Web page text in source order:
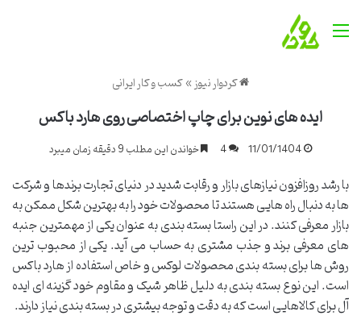
منو
کردوار نیوز»کسب و کار ایرانی
ایده های نوین برای چاپ اختصاصی روی هارد باکس
11/01/1404
4 خواندن این مطلب 9 دقیقه زمان میبرد
با رشد روزافزون نیازهای بازار و رقابت شدید در دنیای تجارت برندها و شرکت
ها به دنبال راه هایی هستند تا محصولات خود را به بهترین شکل ممکن به
بازار معرفی کنند. در این راستا بسته بندی به عنوان یکی از مهمترین جنبه
های معرفی برند و جذب مشتری به حساب می آید. یکی از محبوب ترین
روش ها برای بسته بندی محصولات لوکس و خاص استفاده از هارد باکس
است. این نوع بسته بندی به دلیل ظاهر شیک و مقاوم خود گزینه ای ایده
آل برای کالاهایی است که به دقت و توجه بیشتری در بسته بندی نیاز دارند.